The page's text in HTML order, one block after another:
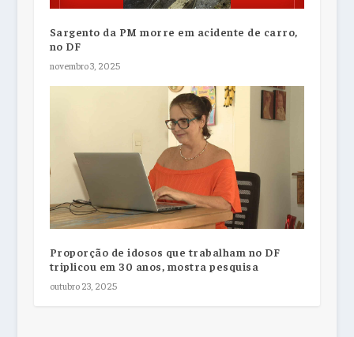
Sargento da PM morre em acidente de carro,
no DF
novembro 3, 2025
Proporção de idosos que trabalham no DF
triplicou em 30 anos, mostra pesquisa
outubro 23, 2025